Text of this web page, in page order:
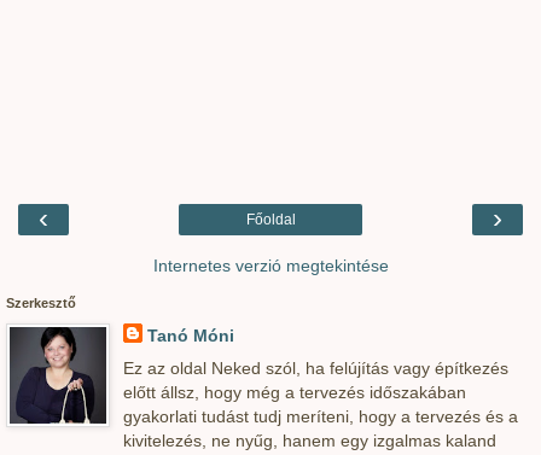
‹ ›
Főoldal
Internetes verzió megtekintése
Szerkesztő
Tanó Móni
Ez az oldal Neked szól, ha felújítás vagy építkezés
előtt állsz, hogy még a tervezés időszakában
gyakorlati tudást tudj meríteni, hogy a tervezés és a
kivitelezés, ne nyűg, hanem egy izgalmas kaland